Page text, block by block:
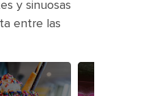
y sinuosas
entre las